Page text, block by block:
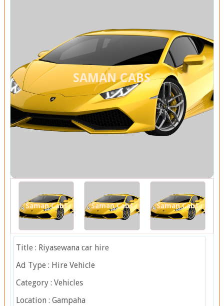
SAMAN CABS
Saman Cabs Saman Cabs Saman Cabs
Title : Riyasewana car hire
Ad Type : Hire Vehicle
Category : Vehicles
Location : Gampaha